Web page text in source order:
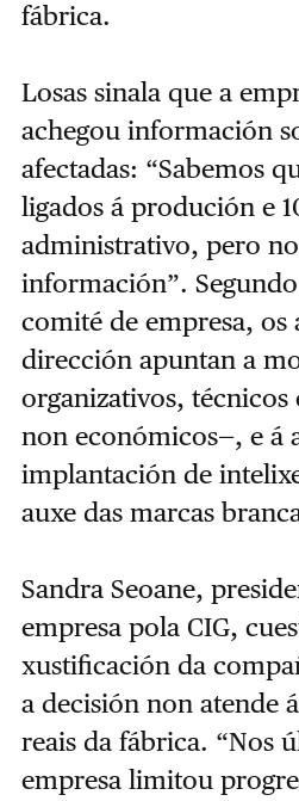
fábrica.
Losas sinala que a
achegou información
afectadas: “Sabemos
ligados á produción e
administrativo, pero
información”.
comité de empresa, os
dirección apuntan a
organizativos,
non económicos—, e á
implantación de
auxe das marcas
Sandra Seoane,
empresa pola CIG,
xustificación da
a decisión non atende
reais da fábrica. “Nos
empresa limitou